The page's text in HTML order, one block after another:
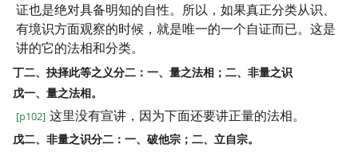
证也是绝对具备明知的自性。所以，如果真正分类从识、
有境识方面观察的时候，就是唯一的一个自证而已。这是
讲的它的法相和分类。
丁二、抉择此等之义分二：一、量之法相；二、非量之识
戊一、量之法相。
[p102] 这里没有宣讲，因为下面还要讲正量的法相。
戊二、非量之识分二：一、破他宗；二、立自宗。